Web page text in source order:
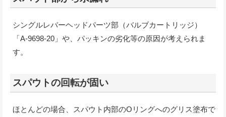
シングルレバーヘッドパーツ部（バルブカートリッジ）
「A-9698-20」や、パッキンの劣化等の原因が考えられま
す。
スパウトの回転が固い
ほとんどの場合、スパウト内部のOリングへのグリス塗布で